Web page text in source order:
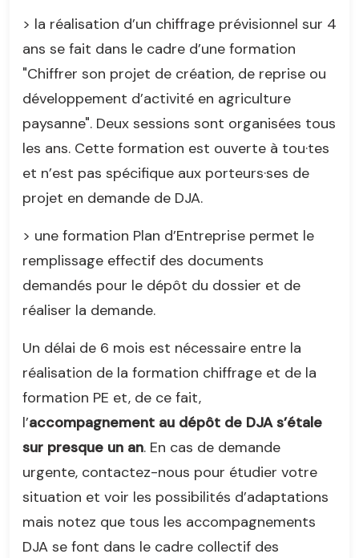
> la réalisation d’un chiffrage prévisionnel sur 4
ans se fait dans le cadre d’une formation
"Chiffrer son projet de création, de reprise ou
développement d’activité en agriculture
paysanne". Deux sessions sont organisées tous
les ans. Cette formation est ouverte à tou·tes
et n’est pas spécifique aux porteurs·ses de
projet en demande de DJA.
> une formation Plan d’Entreprise permet le
remplissage effectif des documents
demandés pour le dépôt du dossier et de
réaliser la demande.
Un délai de 6 mois est nécessaire entre la
réalisation de la formation chiffrage et de la
formation PE et, de ce fait,
l’accompagnement au dépôt de DJA s’étale
sur presque un an. En cas de demande
urgente, contactez-nous pour étudier votre
situation et voir les possibilités d’adaptations
mais notez que tous les accompagnements
DJA se font dans le cadre collectif des